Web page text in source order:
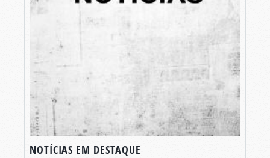
NOTÍCIAS EM DESTAQUE